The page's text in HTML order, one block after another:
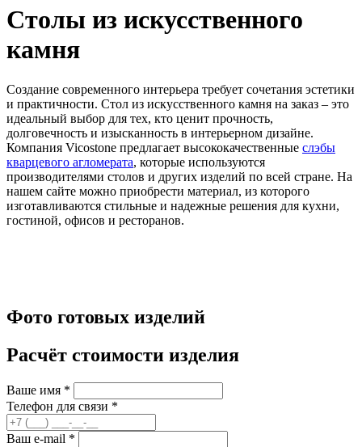
Столы из искусственного
камня
Создание современного интерьера требует сочетания эстетики
и практичности. Стол из искусственного камня на заказ – это
идеальный выбор для тех, кто ценит прочность,
долговечность и изысканность в интерьерном дизайне.
Компания Vicostone предлагает высококачественные слэбы
кварцевого агломерата, которые используются
производителями столов и других изделий по всей стране. На
нашем сайте можно приобрести материал, из которого
изготавливаются стильные и надежные решения для кухни,
гостиной, офисов и ресторанов.
Фото готовых изделий
Расчёт стоимости изделия
Ваше имя *
Телефон для связи *
Ваш e-mail *